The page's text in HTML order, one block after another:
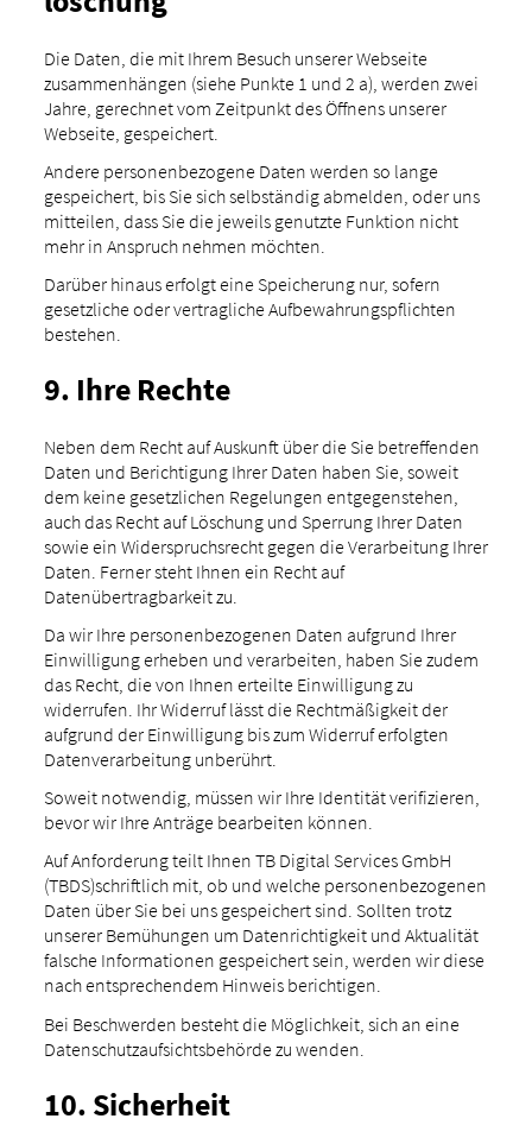
Die Daten, die mit Ihrem Besuch unserer Webseite
zusammenhängen (siehe Punkte 1 und 2 a), werden zwei
Jahre, gerechnet vom Zeitpunkt des Öffnens unserer
Webseite, gespeichert.
Andere personenbezogene Daten werden so lange
gespeichert, bis Sie sich selbständig abmelden, oder uns
mitteilen, dass Sie die jeweils genutzte Funktion nicht
mehr in Anspruch nehmen möchten.
Darüber hinaus erfolgt eine Speicherung nur, sofern
gesetzliche oder vertragliche Aufbewahrungspflichten
bestehen.
9. Ihre Rechte
Neben dem Recht auf Auskunft über die Sie betreffenden
Daten und Berichtigung Ihrer Daten haben Sie, soweit
dem keine gesetzlichen Regelungen entgegenstehen,
auch das Recht auf Löschung und Sperrung Ihrer Daten
sowie ein Widerspruchsrecht gegen die Verarbeitung Ihrer
Daten. Ferner steht Ihnen ein Recht auf
Datenübertragbarkeit zu.
Da wir Ihre personenbezogenen Daten aufgrund Ihrer
Einwilligung erheben und verarbeiten, haben Sie zudem
das Recht, die von Ihnen erteilte Einwilligung zu
widerrufen. Ihr Widerruf lässt die Rechtmäßigkeit der
aufgrund der Einwilligung bis zum Widerruf erfolgten
Datenverarbeitung unberührt.
Soweit notwendig, müssen wir Ihre Identität verifizieren,
bevor wir Ihre Anträge bearbeiten können.
Auf Anforderung teilt Ihnen TB Digital Services GmbH
(TBDS)schriftlich mit, ob und welche personenbezogenen
Daten über Sie bei uns gespeichert sind. Sollten trotz
unserer Bemühungen um Datenrichtigkeit und Aktualität
falsche Informationen gespeichert sein, werden wir diese
nach entsprechendem Hinweis berichtigen.
Bei Beschwerden besteht die Möglichkeit, sich an eine
Datenschutzaufsichtsbehörde zu wenden.
10. Sicherheit